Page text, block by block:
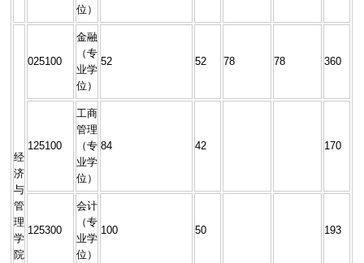
位）
经
济
与
管
理
学
院
025100
金融
（专
业学
位）
52 52 78 78 360
125100
工商
管理
（专
业学
位）
84 42 170
125300
会计
（专
业学
位）
100 50 193